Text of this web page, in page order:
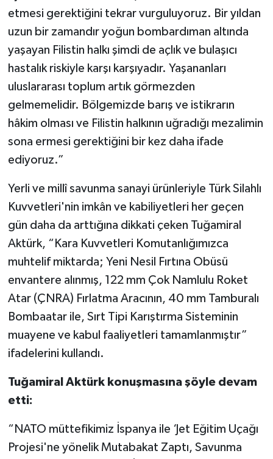
etmesi gerektiğini tekrar vurguluyoruz. Bir yıldan
uzun bir zamandır yoğun bombardıman altında
yaşayan Filistin halkı şimdi de açlık ve bulaşıcı
hastalık riskiyle karşı karşıyadır. Yaşananları
uluslararası toplum artık görmezden
gelmemelidir. Bölgemizde barış ve istikrarın
hâkim olması ve Filistin halkının uğradığı mezalimin
sona ermesi gerektiğini bir kez daha ifade
ediyoruz.”
Yerli ve millî savunma sanayi ürünleriyle Türk Silahlı
Kuvvetleri'nin imkân ve kabiliyetleri her geçen
gün daha da arttığına dikkati çeken Tuğamiral
Aktürk, “Kara Kuvvetleri Komutanlığımızca
muhtelif miktarda; Yeni Nesil Fırtına Obüsü
envantere alınmış, 122 mm Çok Namlulu Roket
Atar (ÇNRA) Fırlatma Aracının, 40 mm Tamburalı
Bombaatar ile, Sırt Tipi Karıştırma Sisteminin
muayene ve kabul faaliyetleri tamamlanmıştır”
ifadelerini kullandı.
Tuğamiral Aktürk konuşmasına şöyle devam
etti:
“NATO müttefikimiz İspanya ile ‘Jet Eğitim Uçağı
Projesi'ne yönelik Mutabakat Zaptı, Savunma